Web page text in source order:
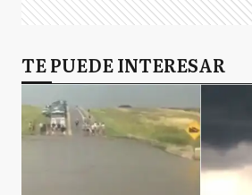
TE PUEDE INTERESAR